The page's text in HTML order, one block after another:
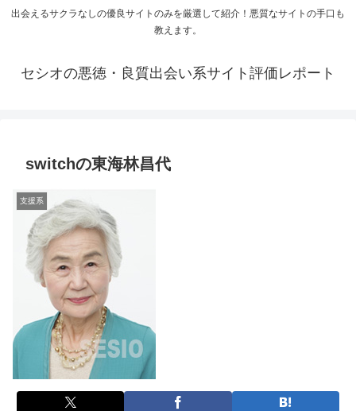
出会えるサクラなしの優良サイトのみを厳選して紹介！悪質なサイトの手口も
教えます。
セシオの悪徳・良質出会い系サイト評価レポート
switchの東海林昌代
支援系